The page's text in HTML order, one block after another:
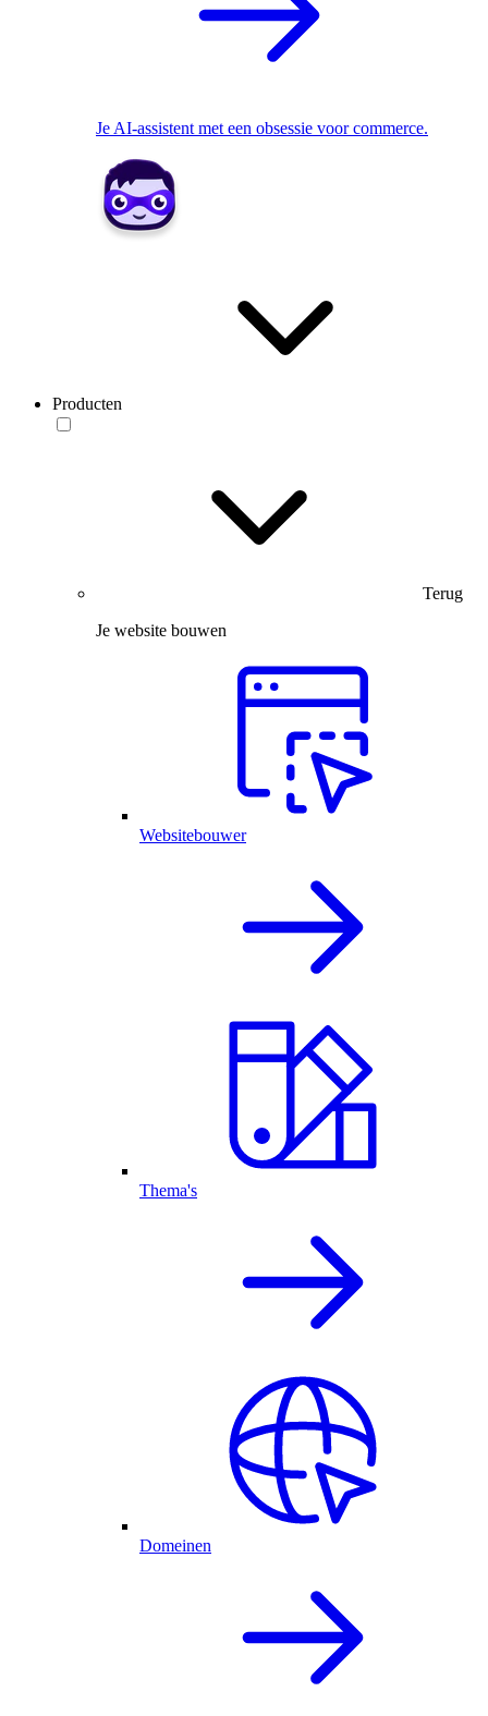
Je AI-assistent met een obsessie voor commerce.
Producten
Terug
Je website bouwen
Websitebouwer
Thema's
Domeinen